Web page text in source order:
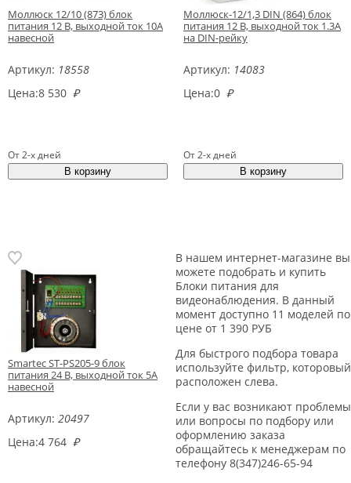
Моллюск 12/10 (873) блок
питания 12 В, выходной ток 10А
навесной
Артикул: 18558
Цена:8 530 ₽
От 2-х дней
Моллюск-12/1,3 DIN (864) блок
питания 12 В, выходной ток 1.3А
на DIN-рейку
Артикул: 14083
Цена:0 ₽
От 2-х дней
Smartec ST-PS205-9 блок
питания 24 В, выходной ток 5А
навесной
Артикул: 20497
Цена:4 764 ₽
В нашем интернет-магазине вы
можете подобрать и купить
Блоки питания для
видеонаблюдения. В данный
момент доступно 11 моделей по
цене от 1 390 РУБ
Для быстрого подбора товара
используйте фильтр, которовый
расположен слева.
Если у вас возникают проблемы
или вопросы по подбору или
оформлению заказа
обращайтесь к менеджерам по
телефону 8(347)246-65-94